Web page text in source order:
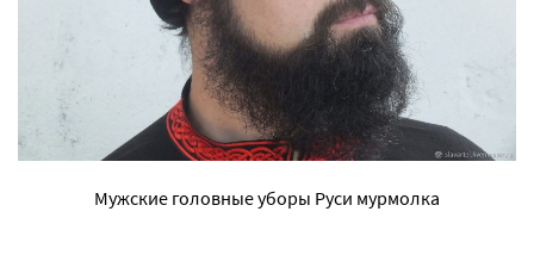
Мужские головные уборы Руси мурмолка